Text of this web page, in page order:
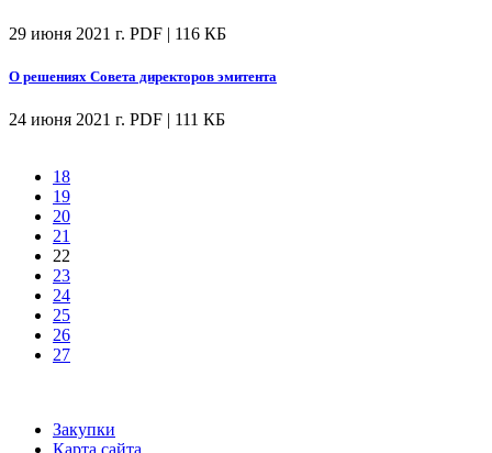
29 июня 2021 г. PDF | 116 КБ
О решениях Совета директоров эмитента
24 июня 2021 г. PDF | 111 КБ
18
19
20
21
22
23
24
25
26
27
Закупки